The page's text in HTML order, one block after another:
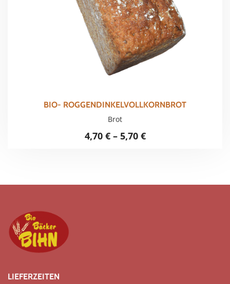
BIO- ROGGENDINKELVOLLKORNBROT
Brot
4,70 €– 5,70 €
LIEFERZEITEN